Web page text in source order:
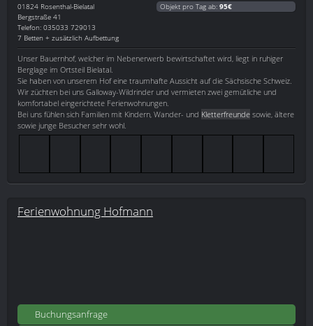
01824 Rosenthal-Bielatal
Bergstraße 41
Telefon: 035033 729013
7 Betten + zusätzlich Aufbettung
Objekt pro Tag ab: 95€
Unser Bauernhof, welcher im Nebenerwerb bewirtschaftet wird, liegt in ruhiger
Berglage im Ortsteil Bielatal.
Sie haben von unserem Hof eine traumhafte Aussicht auf die Sächsische Schweiz.
Wir züchten bei uns Galloway-Wildrinder und vermieten zwei gemütliche und
komfortabel eingerichtete Ferienwohnungen.
Bei uns fühlen sich Familien mit Kindern, Wander- und Kletterfreunde sowie, ältere
sowie junge Besucher sehr wohl.
Ferienwohnung Hofmann
Buchungsanfrage